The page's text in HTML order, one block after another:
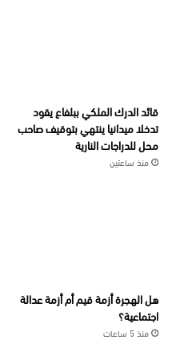
قائد الدرك الملكي ببلفاع يقود
تدخلا ميدانيا ينتهي بتوقيف صاحب
محل للدراجات النارية
منذ ساعتين
هل الهجرة أزمة قيم أم أزمة عدالة
اجتماعية؟
منذ 5 ساعات